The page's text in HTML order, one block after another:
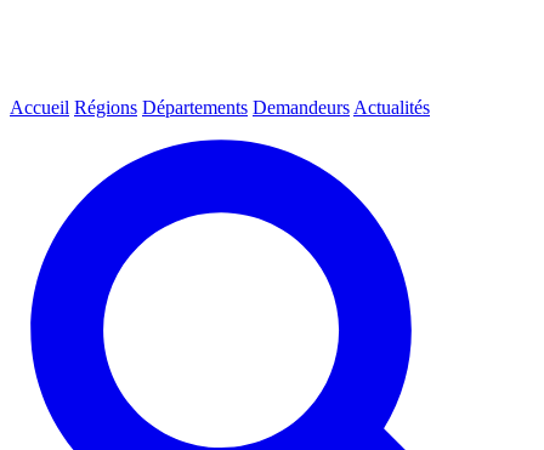
Accueil Régions Départements Demandeurs Actualités